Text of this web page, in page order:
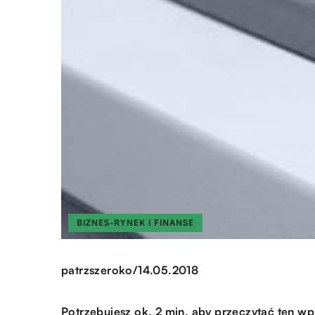
BIZNES-RYNEK I FINANSE
patrzszeroko/14.05.2018
Potrzebujesz ok. 2 min. aby przeczytać ten